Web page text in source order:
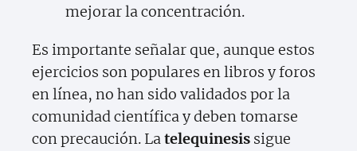
mejorar la concentración.
Es importante señalar que, aunque estos
ejercicios son populares en libros y foros
en línea, no han sido validados por la
comunidad científica y deben tomarse
con precaución. Latelequinesis sigue